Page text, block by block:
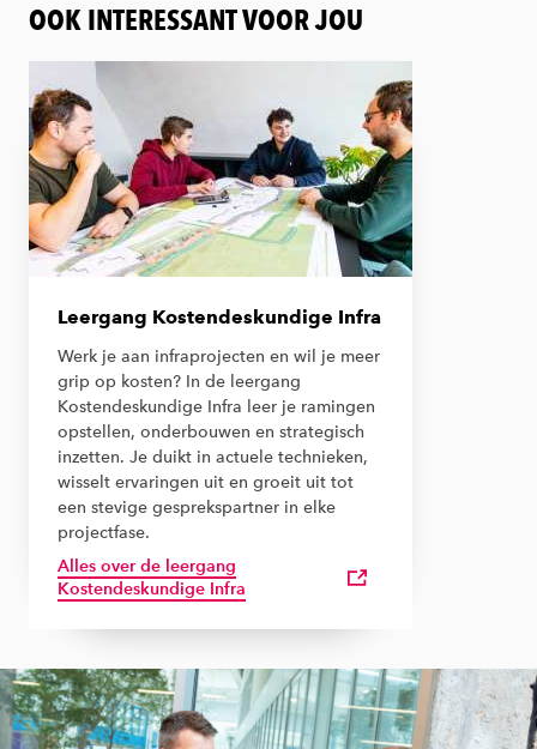
OOK INTERESSANT VOOR JOU
Leergang Kostendeskundige Infra
Werk je aan infraprojecten en wil je meer
grip op kosten? In de leergang
Kostendeskundige Infra leer je ramingen
opstellen, onderbouwen en strategisch
inzetten. Je duikt in actuele technieken,
wisselt ervaringen uit en groeit uit tot
een stevige gesprekspartner in elke
projectfase.
Alles over de leergang
Kostendeskundige Infra